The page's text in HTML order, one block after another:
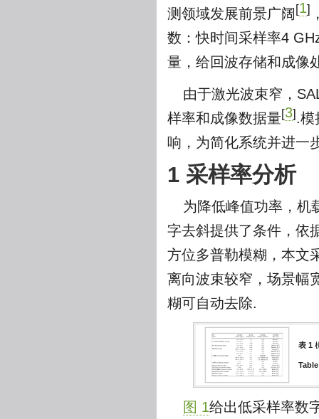
测领域发展前景广阔 [1]
数：快时间采样率4
量，给回波存储和成像
由于激光波束窄，
样率和成像数据量[3] .模
响，为简化系统并进一
1 采样率分析
为降低峰值功率，机
字去斜提供了条件，依
方位多普勒模糊，本文
离向波束较窄，场景幅
糊可自动去除.
表 1
图 1给出低采样率数